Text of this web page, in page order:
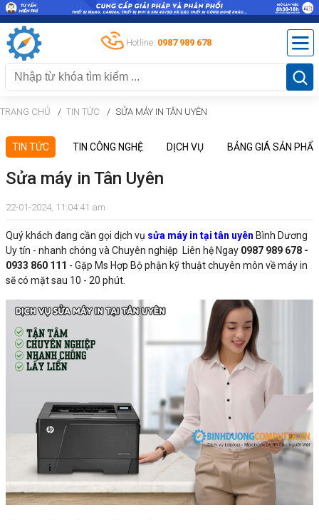
Hotline: 0987 989 678
TRANG CHỦ TIN TỨC SỬA MÁY IN TÂN UYÊN
TIN TỨC TIN CÔNG NGHỆ DỊCH VỤ BẢNG GIÁ SẢN
Sửa máy in Tân Uyên
22-01-2024, 11:04:41 am
Quý khách đang cần gọi dịch vụ sửa máy in tại tân uyên Bình Dương
Uy tín - nhanh chóng và Chuyên nghiệp Liên hệ Ngay 0987 989 678 -
0933 860 111 - Gặp Ms Hợp Bộ phận kỹ thuật chuyên môn về máy in
sẽ có mặt sau 10 - 20 phút.